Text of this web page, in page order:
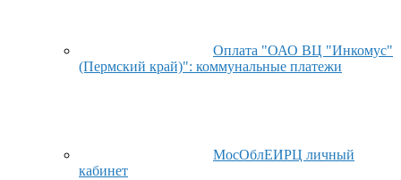
Оплата "ОАО ВЦ "Инкомус"
(Пермский край)": коммунальные платежи
МосОблЕИРЦ личный
кабинет